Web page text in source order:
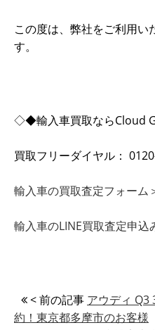
この度は、弊社をご利用い
す。
◇◆輸入車買取ならCloud
買取フリーダイヤル：
輸入車の買取査定フォーム
輸入車のLINE買取査定申込
< 前の記事 アウディ Q3
約！東京都多摩市のお客様